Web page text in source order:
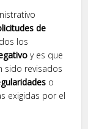
de
los
y es que
sido revisados
o
exigidas por el